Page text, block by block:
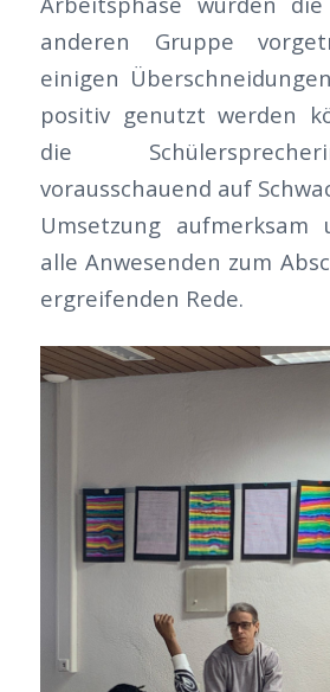
anderen Gruppe
einigen
positiv genutzt werden
die
vorausschauend auf
Umsetzung aufmerksam
alle Anwesenden zum
ergreifenden Rede.